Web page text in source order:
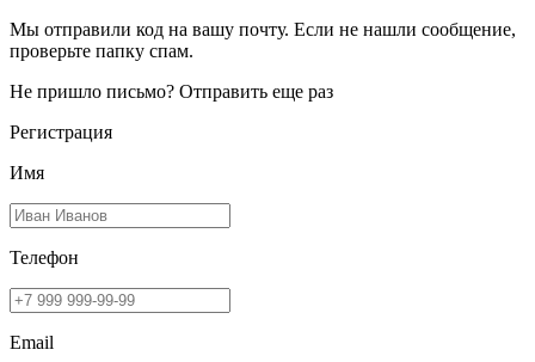
Мы отправили код на вашу почту. Если не нашли сообщение,
проверьте папку спам.
Не пришло письмо? Отправить еще раз
Регистрация
Имя
Телефон
Email